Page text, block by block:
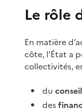
Le rôle
En matière
côte, l’État a
collectivités,
du
des